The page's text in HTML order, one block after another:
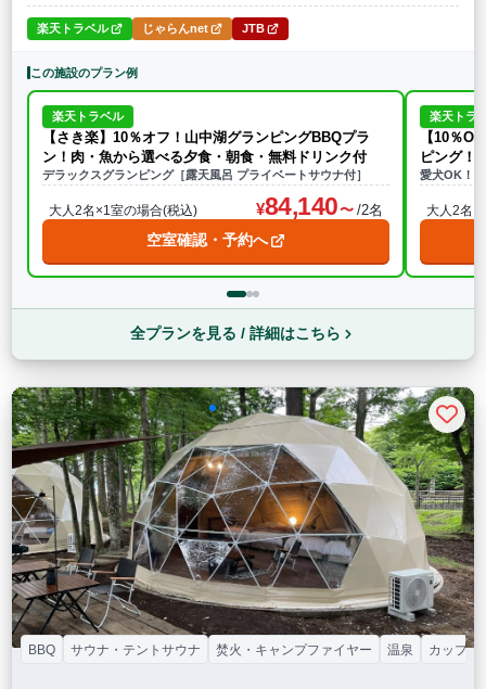
楽天トラベル じゃらんnet JTB
この施設のプラン例
楽天トラベル
【さき楽】10％オフ！山中湖グランピングBBQプラ
ン！肉・魚から選べる夕食・朝食・無料ドリンク付
デラックスグランピング［露天風呂 プライベートサウナ付］
大人2名×1室の場合(税込) 84,140 /2名
空室確認・予約へ
楽天トラ
【10％
ピング！
愛犬OK！
大人2名
全プランを見る / 詳細はこちら
BBQ サウナ・テントサウナ 焚火・キャンプファイヤー 温泉 カップル